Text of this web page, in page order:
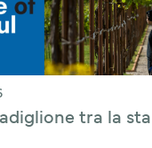
tra la